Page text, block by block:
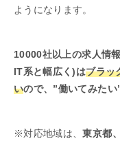
ようになります。
10000社以上の求人情
IT系と幅広く)はブラッ
いので、”働いてみたい
※対応地域は、東京都